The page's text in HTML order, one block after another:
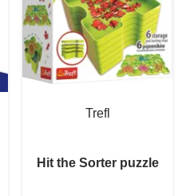
Trefl
Hit the Sorter puzzle